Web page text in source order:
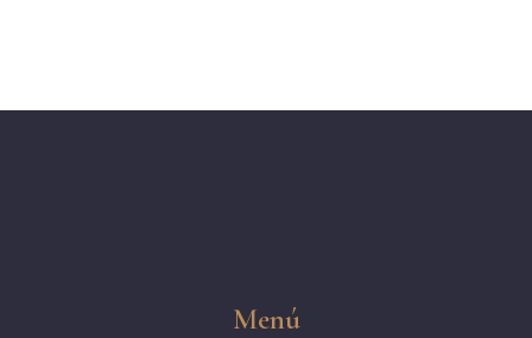
Menú